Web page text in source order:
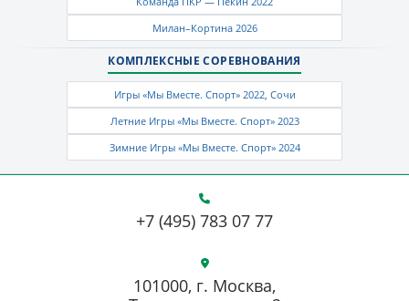
Милан–Кортина 2026
КОМПЛЕКСНЫЕ СОРЕВНОВАНИЯ
Игры «Мы Вместе. Спорт» 2022, Сочи
Летние Игры «Мы Вместе. Спорт» 2023
Зимние Игры «Мы Вместе. Спорт» 2024
+7 (495) 783 07 77
101000, г. Москва,